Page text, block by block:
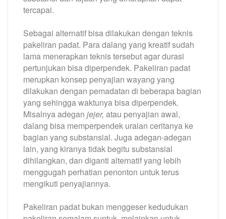
tercapai.
Sebagai alternatif bisa dilakukan dengan teknis
pakeliran padat. Para dalang yang kreatif sudah
lama menerapkan teknis tersebut agar durasi
pertunjukan bisa diperpendek. Pakeliran padat
merupkan konsep penyajian wayang yang
dilakukan dengan pemadatan di beberapa bagian
yang sehingga waktunya bisa diperpendek.
Misalnya adegan jejer, atau penyajian awal,
dalang bisa memperpendek uraian ceritanya ke
bagian yang substansial. Juga adegan-adegan
lain, yang kiranya tidak begitu substansial
dihilangkan, dan diganti alternatif yang lebih
menggugah perhatian penonton untuk terus
mengikuti penyajiannya.
Pakeliran padat bukan menggeser kedudukan